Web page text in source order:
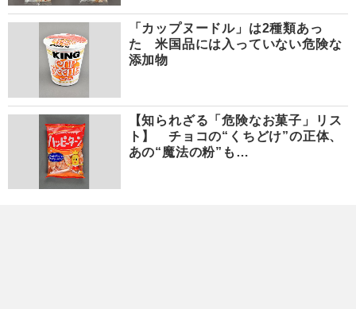
「カップヌードル」は2種類あっ
た 米国品には入っていない危険な
添加物
【知られざる「危険なお菓子」リス
ト】 チョコの“くちどけ”の正体、
あの“魔法の粉”も…